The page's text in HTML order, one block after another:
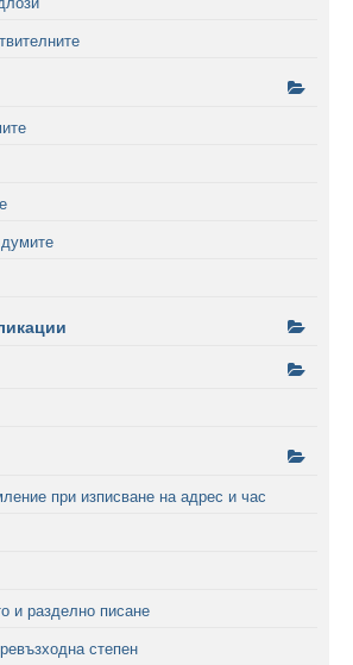
при изписване на адрес и час
и разделно писане
степен